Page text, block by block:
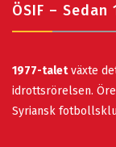
ÖSIF – Sedan
1977-taletväxte
idrottsrörelsen.
Syriansk